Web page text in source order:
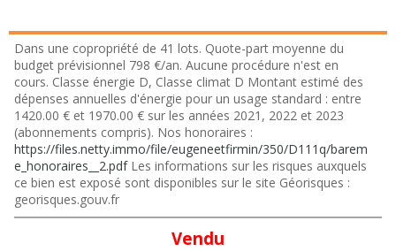
Dans une copropriété de 41 lots. Quote-part moyenne du
budget prévisionnel 798 €/an. Aucune procédure n'est en
cours. Classe énergie D, Classe climat D Montant estimé des
dépenses annuelles d'énergie pour un usage standard : entre
1420.00 € et 1970.00 € sur les années 2021, 2022 et 2023
(abonnements compris). Nos honoraires :
https://files.netty.immo/file/eugeneetfirmin/350/D111q/barem
e_honoraires__2.pdfLes informations sur les risques auxquels
ce bien est exposé sont disponibles sur le site Géorisques :
georisques.gouv.fr
Vendu